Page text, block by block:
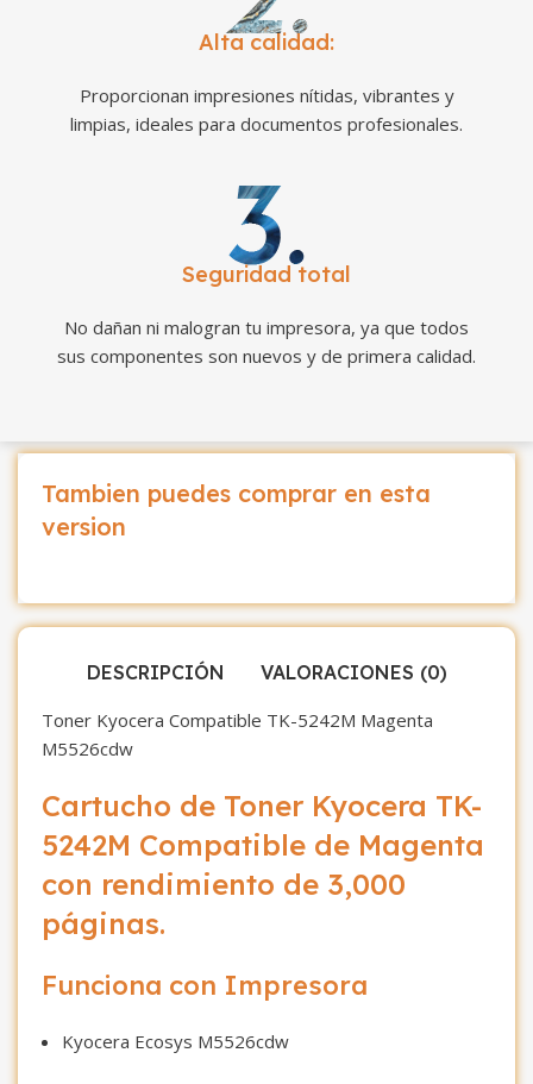
Alta calidad:
Proporcionan impresiones nítidas, vibrantes y
limpias, ideales para documentos profesionales.
Seguridad total
No dañan ni malogran tu impresora, ya que todos
sus componentes son nuevos y de primera calidad.
DESCRIPCIÓN
VALORACIONES (0)
Toner Kyocera Compatible TK-5242M Magenta
M5526cdw
Cartucho de Toner Kyocera TK-
5242M Compatible de Magenta
con rendimiento de 3,000
páginas.
Funciona con Impresora
Kyocera Ecosys M5526cdw
Tambien puedes comprar en esta
version